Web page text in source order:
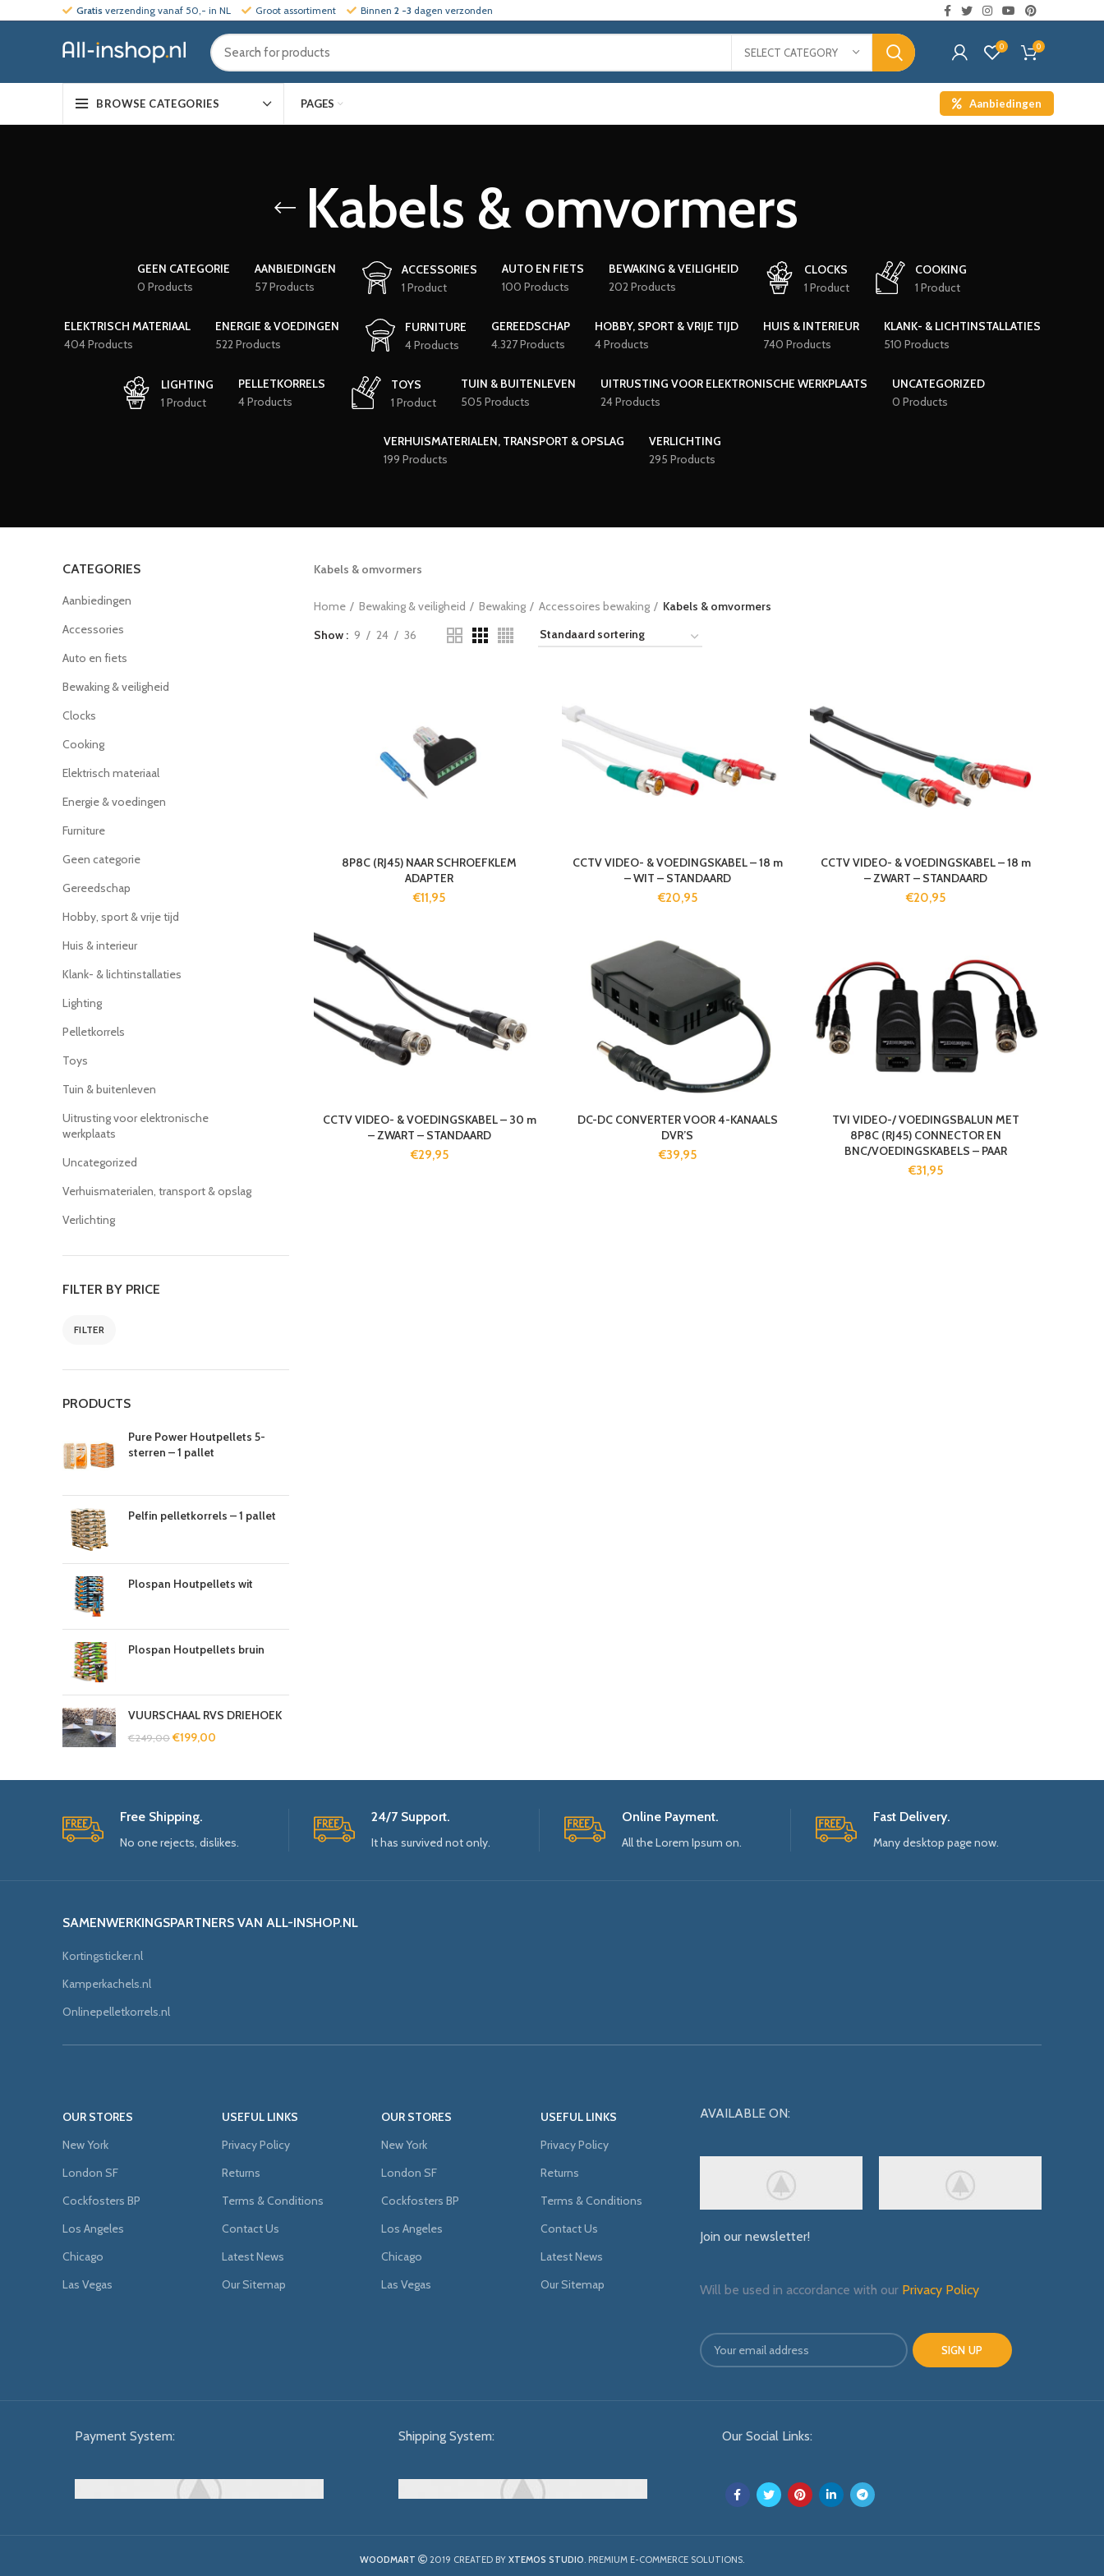
Gratis verzending vanaf 50,- in NL Groot assortiment Binnen 2 -3 dagen verzonden
SELECT CATEGORY 0 0
BROWSE CATEGORIES PAGES Aanbiedingen
Kabels & omvormers
GEEN CATEGORIE
0 Products
AANBIEDINGEN
57 Products
ACCESSORIES
1 Product
AUTO EN FIETS
100 Products
BEWAKING & VEILIGHEID
202 Products
CLOCKS
1 Product
COOKING
1 Product
ELEKTRISCH MATERIAAL
404 Products
ENERGIE & VOEDINGEN
522 Products
FURNITURE
4 Products
GEREEDSCHAP
4.327 Products
HOBBY, SPORT & VRIJE TIJD
4 Products
HUIS & INTERIEUR
740 Products
KLANK- & LICHTINSTALLATIES
510 Products
LIGHTING
1 Product
PELLETKORRELS
4 Products
TOYS
1 Product
TUIN & BUITENLEVEN
505 Products
UITRUSTING VOOR ELEKTRONISCHE WERKPLAATS
24 Products
UNCATEGORIZED
0 Products
VERHUISMATERIALEN, TRANSPORT & OPSLAG
199 Products
VERLICHTING
295 Products
CATEGORIES
Aanbiedingen
Accessories
Auto en fiets
Bewaking & veiligheid
Clocks
Cooking
Elektrisch materiaal
Energie & voedingen
Furniture
Geen categorie
Gereedschap
Hobby, sport & vrije tijd
Huis & interieur
Klank- & lichtinstallaties
Lighting
Pelletkorrels
Toys
Tuin & buitenleven
Uitrusting voor elektronische
werkplaats
Uncategorized
Verhuismaterialen, transport & opslag
Verlichting
FILTER BY PRICE
FILTER
PRODUCTS
Pure Power Houtpellets 5-
sterren – 1 pallet
Pelfin pelletkorrels – 1 pallet
Plospan Houtpellets wit
Plospan Houtpellets bruin
VUURSCHAAL RVS DRIEHOEK
€249,00 €199,00
Kabels & omvormers
Home Bewaking & veiligheid Bewaking Accessoires bewaking
Kabels & omvormers
Show
9 24 36
8P8C (RJ45) NAAR SCHROEFKLEM
ADAPTER
€11,95
CCTV VIDEO- & VOEDINGSKABEL – 18 m
– WIT – STANDAARD
€20,95
CCTV VIDEO- & VOEDINGSKABEL – 18 m
– ZWART – STANDAARD
€20,95
CCTV VIDEO- & VOEDINGSKABEL – 30 m
– ZWART – STANDAARD
€29,95
DC-DC CONVERTER VOOR 4-KANAALS
DVR’S
€39,95
TVI VIDEO-/ VOEDINGSBALUN MET
8P8C (RJ45) CONNECTOR EN
BNC/VOEDINGSKABELS – PAAR
€31,95
Free Shipping.
No one rejects, dislikes.
24/7 Support.
It has survived not only.
Online Payment.
All the Lorem Ipsum on.
Fast Delivery.
Many desktop page now.
SAMENWERKINGSPARTNERS VAN ALL-INSHOP.NL
Kortingsticker.nl
Kamperkachels.nl
Onlinepelletkorrels.nl
OUR STORES
New York
London SF
Cockfosters BP
Los Angeles
Chicago
Las Vegas
USEFUL LINKS
Privacy Policy
Returns
Terms & Conditions
Contact Us
Latest News
Our Sitemap
OUR STORES
New York
London SF
Cockfosters BP
Los Angeles
Chicago
Las Vegas
USEFUL LINKS
Privacy Policy
Returns
Terms & Conditions
Contact Us
Latest News
Our Sitemap
AVAILABLE ON:
Join our newsletter!
Will be used in accordance with our Privacy Policy
Payment System: Shipping System: Our Social Links:
WOODMART 2019 CREATED BY XTEMOS STUDIO . PREMIUM E-COMMERCE SOLUTIONS.